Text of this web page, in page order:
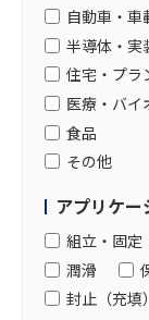
自動車・車
半導体・実
住宅・プラ
医療・バイ
食品
その他
アプリケ
組立・固定
潤滑
封止（充填）